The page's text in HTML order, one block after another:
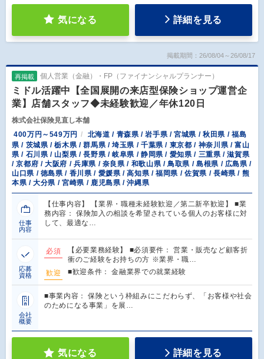
気になる 詳細を見る
掲載期間：26/08/04～26/08/17
再掲載 個人営業（金融）・FP（ファイナンシャルプランナー）
ミドル活躍中【全国展開の来店型保険ショップ運営企
業】店舗スタッフ◆未経験歓迎／年休120日
株式会社保険見直し本舗
400万円～549万円
北海道 / 青森県 / 岩手県 / 宮城県 / 秋田県 / 福島
県 / 茨城県 / 栃木県 / 群馬県 / 埼玉県 / 千葉県 / 東京都 / 神奈川県 / 富山
県 / 石川県 / 山梨県 / 長野県 / 岐阜県 / 静岡県 / 愛知県 / 三重県 / 滋賀県
/ 京都府 / 大阪府 / 兵庫県 / 奈良県 / 和歌山県 / 鳥取県 / 島根県 / 広島県 /
山口県 / 徳島県 / 香川県 / 愛媛県 / 高知県 / 福岡県 / 佐賀県 / 長崎県 / 熊
本県 / 大分県 / 宮崎県 / 鹿児島県 / 沖縄県
仕事
内容
【仕事内容】 【業界・職種未経験歓迎／第二新卒歓迎】 ■業
務内容： 保険加入の相談を希望されている個人のお客様に対
して、最適な…
応募
資格
必須
【必要業務経験】 ■必須要件： 営業・販売など顧客折
衝のご経験をお持ちの方 ※業界・職…
歓迎
■歓迎条件： 金融業界での就業経験
会社
概要
■事業内容： 保険という枠組みにこだわらず、「お客様や社会
のためになる事業」を展…
気になる 詳細を見る